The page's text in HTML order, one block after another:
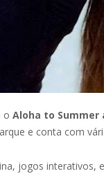
o Aloha to Summer
e conta com
jogos interativos,